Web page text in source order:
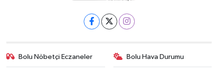
Bolu Nöbetçi Eczaneler Bolu Hava Durumu